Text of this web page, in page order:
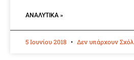
ΑΝΑΛΥΤΙΚΆ »
5 Ιουνίου 2018 Δεν υπάρχουν